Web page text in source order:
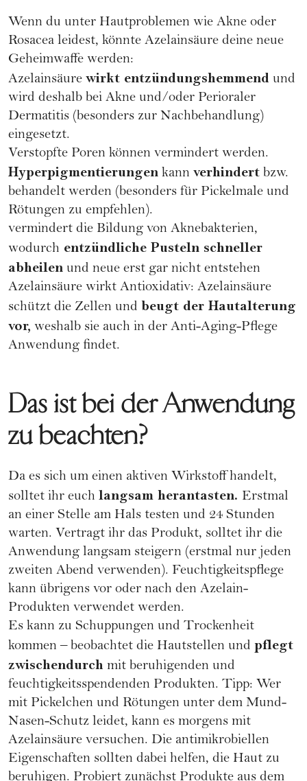
Wenn du unter Hautproblemen wie Akne oder
Rosacea leidest, könnte Azelainsäure deine neue
Geheimwaffe werden:
Azelainsäure wirkt entzündungshemmend und
wird deshalb bei Akne und/oder Perioraler
Dermatitis (besonders zur Nachbehandlung)
eingesetzt.
Verstopfte Poren können vermindert werden.
Hyperpigmentierungen kann verhindert bzw.
behandelt werden (besonders für Pickelmale und
Rötungen zu empfehlen).
vermindert die Bildung von Aknebakterien,
wodurch entzündliche Pusteln schneller
abheilen und neue erst gar nicht entstehen
Azelainsäure wirkt Antioxidativ: Azelainsäure
schützt die Zellen und beugt der Hautalterung
vor, weshalb sie auch in der Anti-Aging-Pflege
Anwendung findet.
Das ist bei der Anwendung
zu beachten?
Da es sich um einen aktiven Wirkstoff handelt,
solltet ihr euch langsam herantasten. Erstmal
an einer Stelle am Hals testen und 24 Stunden
warten. Vertragt ihr das Produkt, solltet ihr die
Anwendung langsam steigern (erstmal nur jeden
zweiten Abend verwenden). Feuchtigkeitspflege
kann übrigens vor oder nach den Azelain-
Produkten verwendet werden.
Es kann zu Schuppungen und Trockenheit
kommen – beobachtet die Hautstellen und pflegt
zwischendurch mit beruhigenden und
feuchtigkeitsspendenden Produkten. Tipp: Wer
mit Pickelchen und Rötungen unter dem Mund-
Nasen-Schutz leidet, kann es morgens mit
Azelainsäure versuchen. Die antimikrobiellen
Eigenschaften sollten dabei helfen, die Haut zu
beruhigen. Probiert zunächst Produkte aus dem